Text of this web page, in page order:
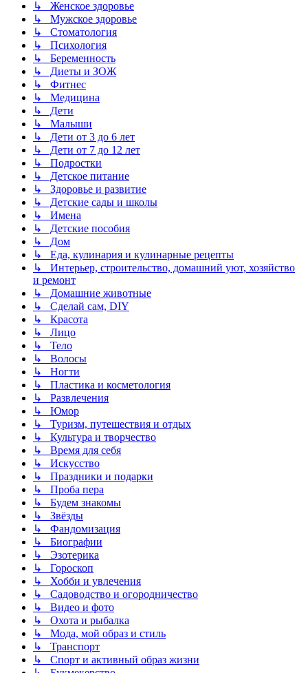
↳ Женское здоровье
↳ Мужское здоровье
↳ Стоматология
↳ Психология
↳ Беременность
↳ Диеты и ЗОЖ
↳ Фитнес
↳ Медицина
↳ Дети
↳ Малыши
↳ Дети от 3 до 6 лет
↳ Дети от 7 до 12 лет
↳ Подростки
↳ Детское питание
↳ Здоровье и развитие
↳ Детские сады и школы
↳ Имена
↳ Детские пособия
↳ Дом
↳ Еда, кулинария и кулинарные рецепты
↳ Интерьер, строительство, домашний уют, хозяйство
и ремонт
↳ Домашние животные
↳ Сделай сам, DIY
↳ Красота
↳ Лицо
↳ Тело
↳ Волосы
↳ Ногти
↳ Пластика и косметология
↳ Развлечения
↳ Юмор
↳ Туризм, путешествия и отдых
↳ Культура и творчество
↳ Время для себя
↳ Искусство
↳ Праздники и подарки
↳ Проба пера
↳ Будем знакомы
↳ Звёзды
↳ Фандомизация
↳ Биографии
↳ Эзотерика
↳ Гороскоп
↳ Хобби и увлечения
↳ Садоводство и огородничество
↳ Видео и фото
↳ Охота и рыбалка
↳ Мода, мой образ и стиль
↳ Транспорт
↳ Спорт и активный образ жизни